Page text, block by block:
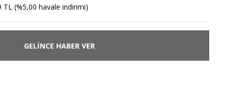
TL (%5,00 havale indirimi)
GELİNCE HABER VER